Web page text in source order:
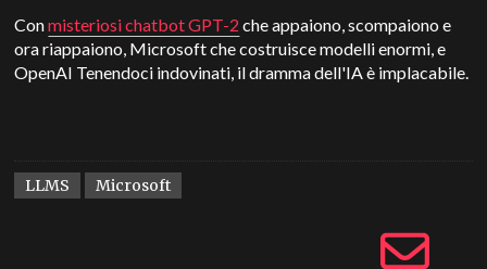
Conmisteriosi chatbot GPT-2 che appaiono, scompaiono e
ora riappaiono, Microsoft che costruisce modelli enormi, e
OpenAI Tenendoci indovinati, il dramma dell'IA è implacabile.
LLMS Microsoft